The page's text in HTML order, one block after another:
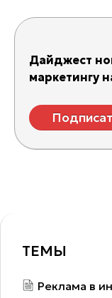
Дайджест
маркетингу
ТЕМЫ
Реклама в